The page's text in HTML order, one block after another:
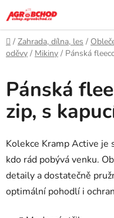
na
obsah
Domů
/ Zahrada, dílna, les /
oděvy / Mikiny / Pánská
Pánská
zip, s
Kolekce Kramp Active je
kdo rád pobývá venku.
detaily a dostatečně
optimální pohodlí i